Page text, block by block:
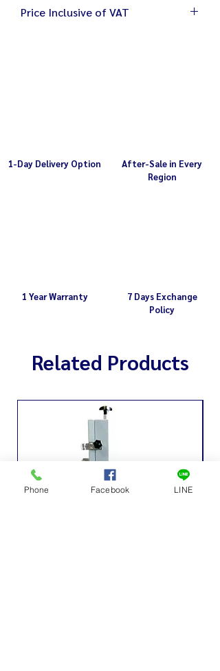
Price Inclusive of VAT
1-Day Delivery Option
After-Sale in Every
Region
1 Year Warranty
7 Days Exchange
Policy
Related Products
Phone Facebook LINE